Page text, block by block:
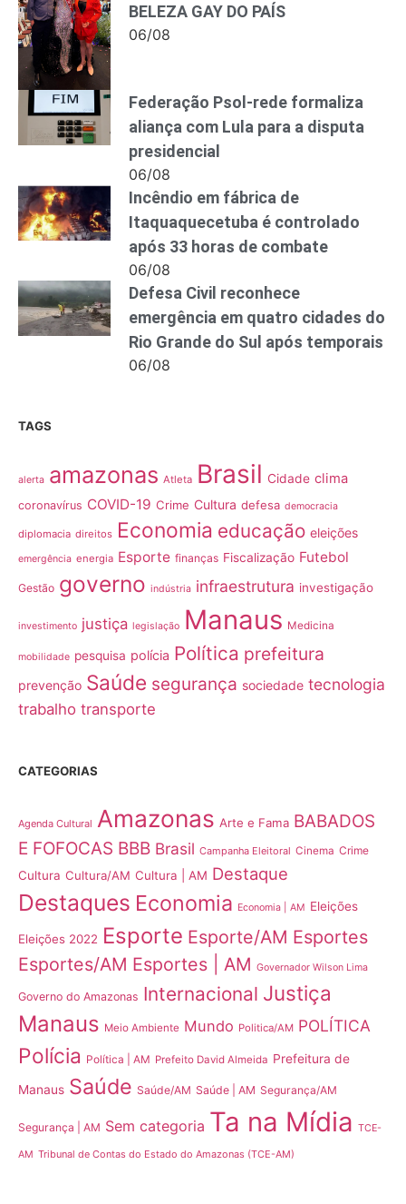
BELEZA GAY DO PAÍS
06/08
Federação Psol-rede formaliza
aliança com Lula para a disputa
presidencial
06/08
Incêndio em fábrica de
Itaquaquecetuba é controlado
após 33 horas de combate
06/08
Defesa Civil reconhece
emergência em quatro cidades do
Rio Grande do Sul após temporais
06/08
TAGS
alerta amazonas Atleta Brasil Cidade clima
coronavírus COVID-19 Crime Cultura defesa democracia
diplomacia direitos Economia educação eleições
emergência energia Esporte finanças Fiscalização Futebol
Gestão governo indústria infraestrutura investigação
investimento justiça legislação Manaus Medicina
mobilidade pesquisa polícia Política prefeitura
prevenção Saúde segurança sociedade tecnologia
trabalho transporte
CATEGORIAS
Agenda Cultural Amazonas Arte e Fama BABADOS
E FOFOCAS BBB Brasil Campanha Eleitoral Cinema Crime
Cultura Cultura/AM Cultura | AM Destaque
Destaques Economia Economia | AM Eleições
Eleições 2022 Esporte Esporte/AM Esportes
Esportes/AM Esportes | AM Governador Wilson Lima
Governo do Amazonas Internacional Justiça
Manaus Meio Ambiente Mundo Politica/AM POLÍTICA
Polícia Política | AM Prefeito David Almeida Prefeitura de
Manaus Saúde Saúde/AM Saúde | AM Segurança/AM
Segurança | AM Sem categoria Ta na Mídia TCE-
AM Tribunal de Contas do Estado do Amazonas (TCE-AM)